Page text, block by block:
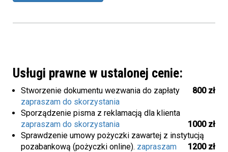
Usługi prawne w ustalonej cenie:
Stworzenie dokumentu wezwania do zapłaty
800 zł
zapraszam do skorzystania
Sporządzenie pisma z reklamacją dla klienta
1000 zł
zapraszam do skorzystania
Sprawdzenie umowy pożyczki zawartej z instytucją
pozabankową (pożyczki online).
1200 zł
zapraszam